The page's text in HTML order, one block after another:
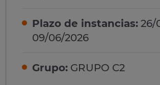
Plazo de instancias: 26/
09/06/2026
Grupo: GRUPO C2